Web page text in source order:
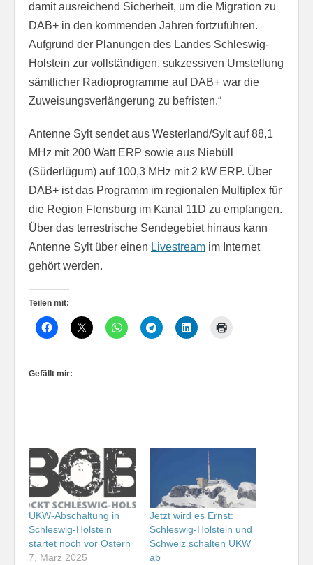
damit ausreichend Sicherheit, um die Migration zu
DAB+ in den kommenden Jahren fortzuführen.
Aufgrund der Planungen des Landes Schleswig-
Holstein zur vollständigen, sukzessiven Umstellung
sämtlicher Radioprogramme auf DAB+ war die
Zuweisungsverlängerung zu befristen.“
Antenne Sylt sendet aus Westerland/Sylt auf 88,1
MHz mit 200 Watt ERP sowie aus Niebüll
(Süderlügum) auf 100,3 MHz mit 2 kW ERP. Über
DAB+ ist das Programm im regionalen Multiplex für
die Region Flensburg im Kanal 11D zu empfangen.
Über das terrestrische Sendegebiet hinaus kann
Antenne Sylt über einen Livestream im Internet
gehört werden.
Teilen mit:
Gefällt mir:
UKW-Abschaltung in
Schleswig-Holstein
startet noch vor Ostern
7. März 2025
Jetzt wird es Ernst:
Schleswig-Holstein und
Schweiz schalten UKW
ab